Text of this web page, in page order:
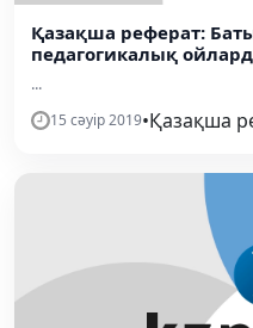
Қазақша реферат:
педагогикалық
...
15 сәуір 2019•Қазақша